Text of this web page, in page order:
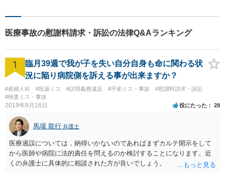
い。 皆様が抱えている問題に
真摯に向き合い、ともに解決
いたします。
医療事故の慰謝料請求・訴訟の法律Q&Aランキング
1
臨月39週で我が子を失い自分自身も命に関わる状
況に陥り病院側を訴える事が出来ますか？
#産婦人科 #投薬ミス #説明義務違反 #手術ミス・事故
#慰謝料請求・訴訟
#検査ミス・事故
2019年9月16日 役にたった 28
馬場 龍行 弁護士
医療過誤については，納得いかないのであればまずカルテ開示をして
から医師や病院に法的責任を問えるのか検討することになります。近
くの弁護士に具体的に相談された方が良いでしょう。